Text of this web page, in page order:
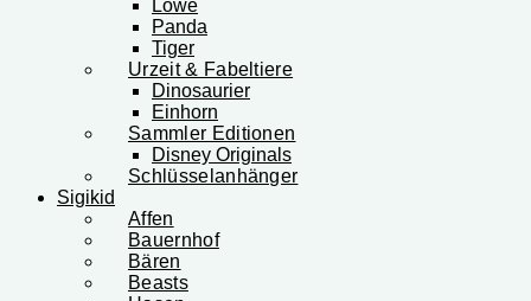
Löwe
Panda
Tiger
Urzeit & Fabeltiere
Dinosaurier
Einhorn
Sammler Editionen
Disney Originals
Schlüsselanhänger
Sigikid
Affen
Bauernhof
Bären
Beasts